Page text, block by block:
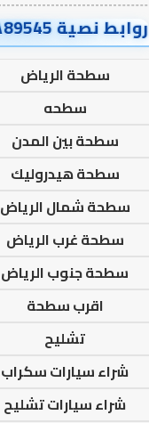
روابط نصية AA89545
سطحة الرياض
سطحه
سطحة بين المدن
سطحة هيدروليك
سطحة شمال الرياض
سطحة غرب الرياض
سطحة جنوب الرياض
اقرب سطحة
تشليح
شراء سيارات سكراب
شراء سيارات تشليح